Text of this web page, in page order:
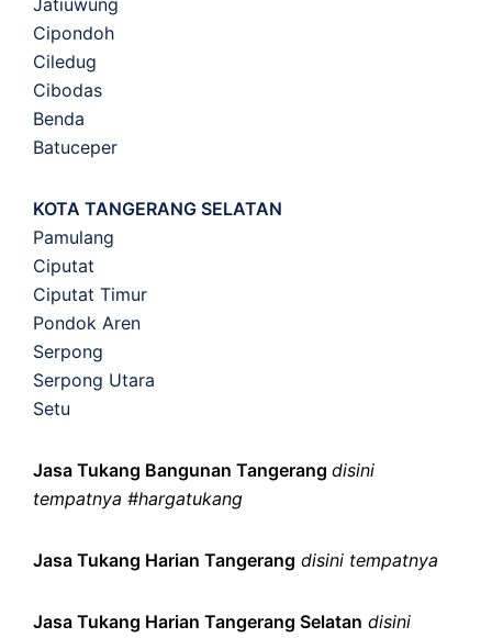
Jatiuwung
Cipondoh
Ciledug
Cibodas
Benda
Batuceper
KOTA TANGERANG SELATAN
Pamulang
Ciputat
Ciputat Timur
Pondok Aren
Serpong
Serpong Utara
Setu
Jasa Tukang Bangunan Tangerang disini
tempatnya #hargatukang
Jasa Tukang Harian Tangerang disini tempatnya
Jasa Tukang Harian Tangerang Selatan disini